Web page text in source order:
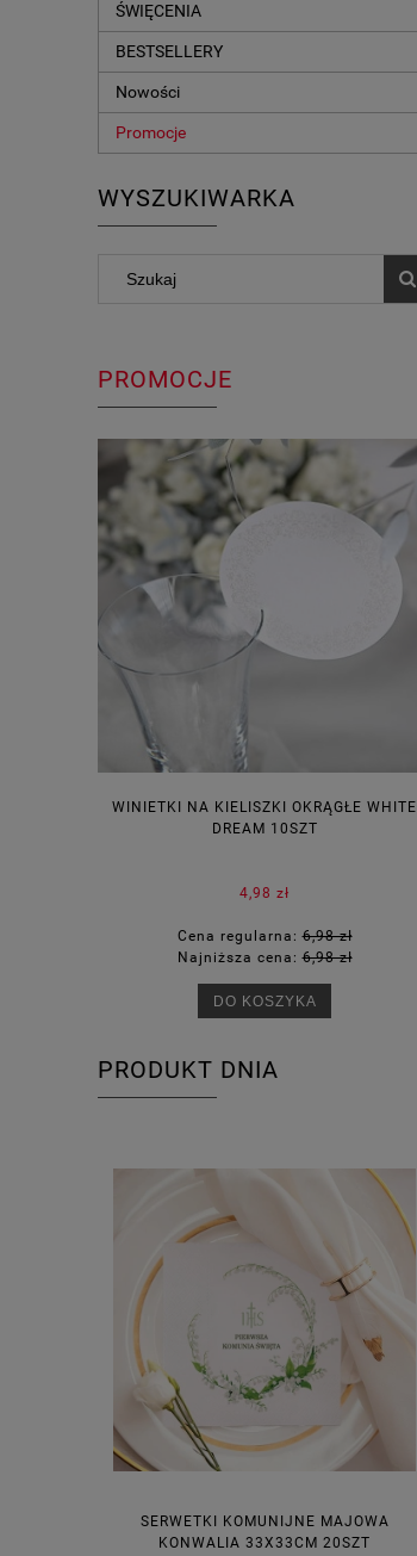
ŚWIĘCENIA
BESTSELLERY
Nowości
Promocje
WYSZUKIWARKA
PROMOCJE
WINIETKI NA KIELISZKI OKRĄGŁE WHITE
DREAM 10SZT
4,98 zł
Cena regularna:6,98 zł
Najniższa cena:6,98 zł
DO KOSZYKA
PRODUKT DNIA
SERWETKI KOMUNIJNE MAJOWA
KONWALIA 33X33CM 20SZT